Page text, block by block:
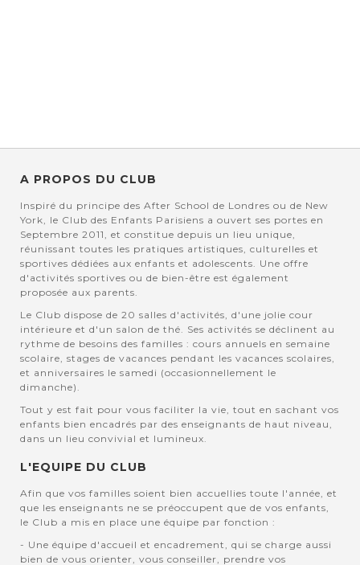
A PROPOS DU CLUB
Inspiré du principe des After School de Londres ou de New
York, le Club des Enfants Parisiens a ouvert ses portes en
Septembre 2011, et constitue depuis un lieu unique,
réunissant toutes les pratiques artistiques, culturelles et
sportives dédiées aux enfants et adolescents. Une offre
d'activités sportives ou de bien-être est également
proposée aux parents.
Le Club dispose de 20 salles d'activités, d'une jolie cour
intérieure et d'un salon de thé. Ses activités se déclinent au
rythme de besoins des familles : cours annuels en semaine
scolaire, stages de vacances pendant les vacances scolaires,
et anniversaires le samedi (occasionnellement le
dimanche).
Tout y est fait pour vous faciliter la vie, tout en sachant vos
enfants bien encadrés par des enseignants de haut niveau,
dans un lieu convivial et lumineux.
L'EQUIPE DU CLUB
Afin que vos familles soient bien accuellies toute l'année, et
que les enseignants ne se préoccupent que de vos enfants,
le Club a mis en place une équipe par fonction :
- Une équipe d'accueil et encadrement, qui se charge aussi
bien de vous orienter, vous conseiller, prendre vos